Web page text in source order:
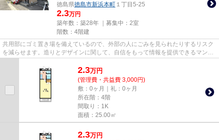
徳島県徳島市新浜本町 １丁目5-25
2.3万円
築年数：築28年 ｜募集中： 2室
階数：4階建
共用部にゴミ置き場を備えているので、外部の人にごみを見られたりするリスク
を減らせます。造りとデザインに関して、自信をもって情報を提供できるマンシ
2.3万円
(管理費・共益費 3,000円)
敷：0ヶ月｜礼：0ヶ月
所在階：4階
間取り：1K
面積：25.00㎡
2.3万円